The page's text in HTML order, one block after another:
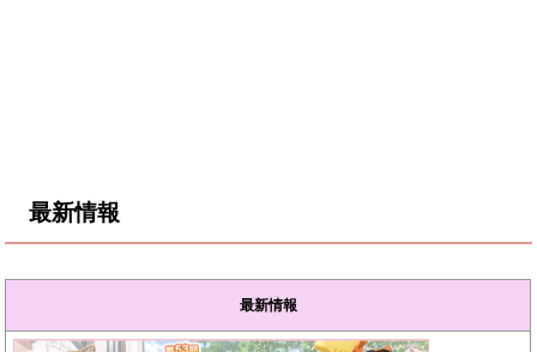
最新情報
最新情報